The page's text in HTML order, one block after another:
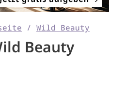
/ Wild Beauty
Beauty